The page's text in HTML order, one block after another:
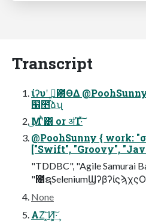
Transcript
ίʔυʹ ࢥ͍͕఻ΘΔ @PoohSunny 2016/12/16 ͍͖͍͖क़ ୈ8ճʮ͍͖͍͖ ✕
๨೥ձʯ
͜Μʹͪ͸ or ॳΊ·ͯ͠
@PoohSunny { work:
["Swift", "Groovy",
"TDDBC", "Agile Samurai
"೔ຊ
None
ΑΖ͘͠ ͓Ͷ͕͍͠·͢